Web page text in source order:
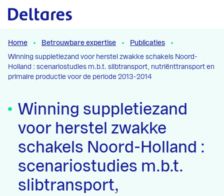
Naar hoofdcontent
Home Betrouwbare expertise
Publicaties
Winning suppletiezand voor herstel zwakke schakels Noord-
Holland : scenariostudies m.b.t. slibtransport, nutriënttransport en
primaire productie voor de periode 2013-2014
Winning suppletiezand
voor herstel zwakke
schakels Noord-Holland :
scenariostudies m.b.t.
slibtransport,